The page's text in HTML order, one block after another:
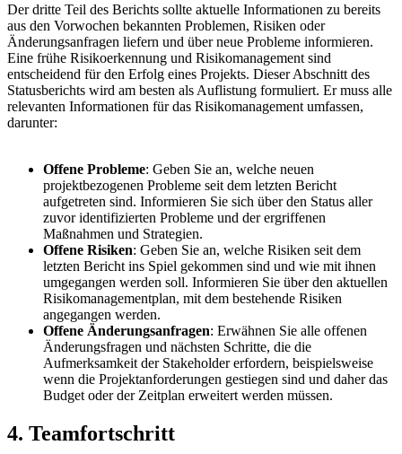
Der dritte Teil des Berichts sollte aktuelle Informationen zu bereits
aus den Vorwochen bekannten Problemen, Risiken oder
Änderungsanfragen liefern und über neue Probleme informieren.
Eine frühe Risikoerkennung und Risikomanagement sind
entscheidend für den Erfolg eines Projekts. Dieser Abschnitt des
Statusberichts wird am besten als Auflistung formuliert. Er muss alle
relevanten Informationen für das Risikomanagement umfassen,
darunter:
Offene Probleme: Geben Sie an, welche neuen
projektbezogenen Probleme seit dem letzten Bericht
aufgetreten sind. Informieren Sie sich über den Status aller
zuvor identifizierten Probleme und der ergriffenen
Maßnahmen und Strategien.
Offene Risiken: Geben Sie an, welche Risiken seit dem
letzten Bericht ins Spiel gekommen sind und wie mit ihnen
umgegangen werden soll. Informieren Sie über den aktuellen
Risikomanagementplan, mit dem bestehende Risiken
angegangen werden.
Offene Änderungsanfragen: Erwähnen Sie alle offenen
Änderungsfragen und nächsten Schritte, die die
Aufmerksamkeit der Stakeholder erfordern, beispielsweise
wenn die Projektanforderungen gestiegen sind und daher das
Budget oder der Zeitplan erweitert werden müssen.
4. Teamfortschritt